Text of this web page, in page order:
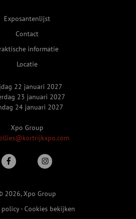
Exposantenlijst
Contact
informatie
Locatie
22 januari 2027
23 januari 2027
24 januari 2027
Xpo Group
2026, Xpo Group
policy-Cookies bekijken